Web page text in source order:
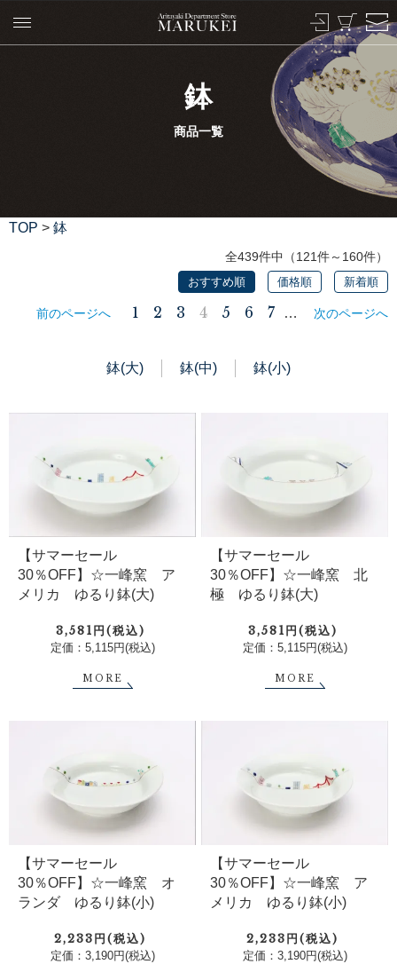
鉢
商品一覧
TOP > 鉢
全439件中（121件～160件）
おすすめ順 価格順 新着順
前のページへ 1 2 3 4 5 6 7 … 次のページへ
鉢(大) 鉢(中) 鉢(小)
【サマーセール
30％OFF】☆一峰窯 ア
メリカ ゆるり鉢(大)
3,581円(税込)
定価：5,115円(税込)
MORE
【サマーセール
30％OFF】☆一峰窯 北
極 ゆるり鉢(大)
3,581円(税込)
定価：5,115円(税込)
MORE
【サマーセール
30％OFF】☆一峰窯 オ
ランダ ゆるり鉢(小)
2,233円(税込)
定価：3,190円(税込)
【サマーセール
30％OFF】☆一峰窯 ア
メリカ ゆるり鉢(小)
2,233円(税込)
定価：3,190円(税込)